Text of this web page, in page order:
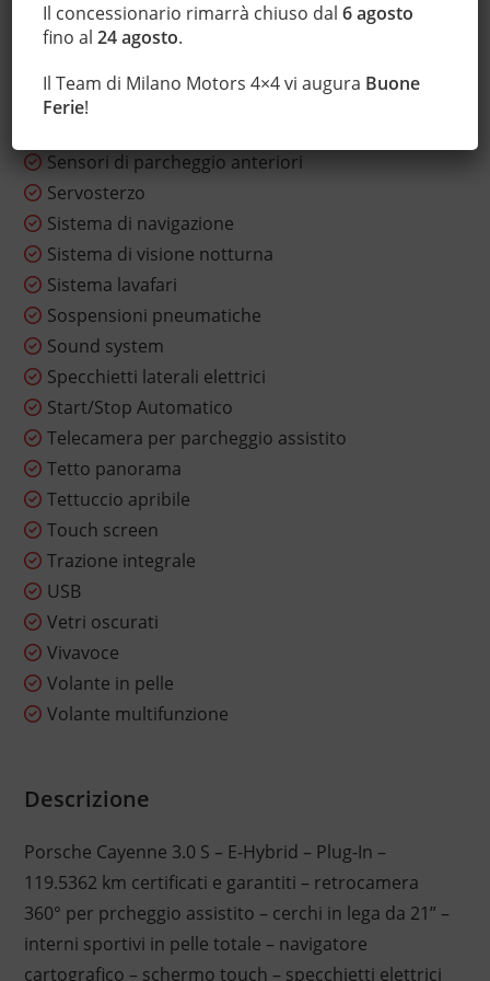
Regolazione elettrica sedili
Sedile posteriore sdoppiato
Sedili sportivi
Sensore di luce
Sensori di parcheggio anteriori
Servosterzo
Sistema di navigazione
Sistema di visione notturna
Sistema lavafari
Sospensioni pneumatiche
Sound system
Specchietti laterali elettrici
Start/Stop Automatico
Telecamera per parcheggio assistito
Tetto panorama
Tettuccio apribile
Touch screen
Trazione integrale
USB
Vetri oscurati
Vivavoce
Volante in pelle
Volante multifunzione
Descrizione
Porsche Cayenne 3.0 S – E-Hybrid – Plug-In –
119.5362 km certificati e garantiti – retrocamera
360° per prcheggio assistito – cerchi in lega da 21” –
interni sportivi in pelle totale – navigatore
cartografico – schermo touch – specchietti elettrici
Il concessionario rimarrà chiuso dal6 agosto
fino al24 agosto.
Il Team di Milano Motors 4×4 vi augura Buone
Ferie!